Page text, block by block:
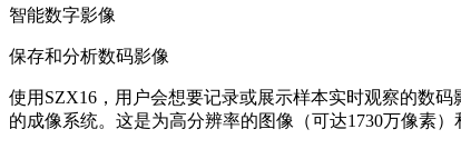
智能数字影像
保存和分析数码影像
使用SZX16，用户会想要记录或展示样本实时观察的数
的成像系统。这是为高分辨率的图像（可达1730万像素